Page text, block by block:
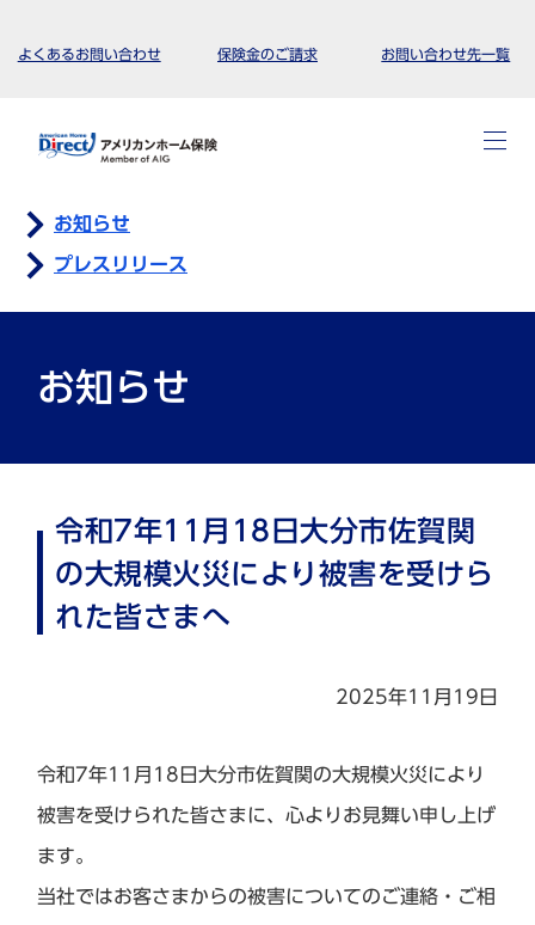
よくあるお問い合わせ 保険金のご請求 お問い合わせ先一覧
お知らせ
プレスリリース
お知らせ
令和7年11月18日大分市佐賀関
の大規模火災により被害を受けら
れた皆さまへ
2025年11月19日
令和7年11月18日大分市佐賀関の大規模火災により
被害を受けられた皆さまに、心よりお見舞い申し上げ
ます。
当社ではお客さまからの被害についてのご連絡・ご相